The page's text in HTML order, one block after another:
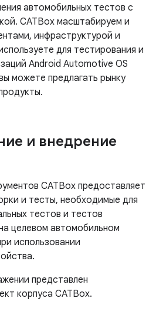
автомобильных тестов с
CATBox масштабируем и
инфраструктурой и
для тестирования и
Android Automotive OS
можете предлагать рынку
и внедрение
CATBox предоставляет
и тесты, необходимые для
тестов и тестов
целевом автомобильном
использовании
представлен
корпуса CATBox.